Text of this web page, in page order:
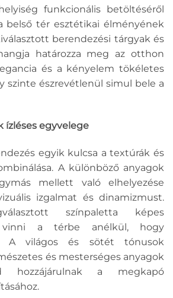
funkcionális betöltéséről
belső tér esztétikai élményének
berendezési tárgyak és
határozza meg az otthon
és a kényelem tökéletes
szinte észrevétlenül simul bele a
ízléses egyvelege
egyik kulcsa a textúrák és
A különböző anyagok
mellett való elhelyezése
izgalmat és dinamizmust.
színpaletta képes
vinni a térbe anélkül, hogy
A világos és sötét tónusok
és mesterséges anyagok
hozzájárulnak a megkapó